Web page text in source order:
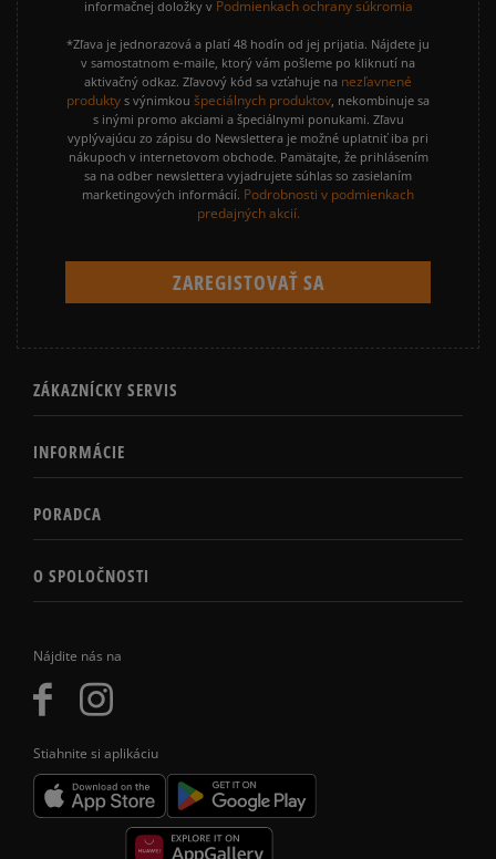
Nájdite nás na
Stiahnite si aplikáciu
informačnej doložky v Podmienkach ochrany súkromia
*Zľava je jednorazová a platí 48 hodín od jej prijatia. Nájdete ju
v samostatnom e-maile, ktorý vám pošleme po kliknutí na
aktivačný odkaz. Zľavový kód sa vzťahuje na nezľavnené
produkty s výnimkou špeciálnych produktov , nekombinuje sa
s inými promo akciami a špeciálnymi ponukami. Zľavu
vyplývajúcu zo zápisu do Newslettera je možné uplatniť iba pri
nákupoch v internetovom obchode. Pamätajte, že prihlásením
sa na odber newslettera vyjadrujete súhlas so zasielaním
marketingových informácií. Podrobnosti v podmienkach
predajných akcií.
ZÁKAZNÍCKY SERVIS
INFORMÁCIE
PORADCA
O SPOLOČNOSTI